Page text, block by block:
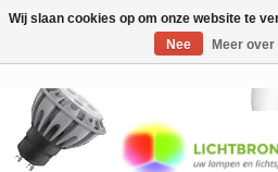
Toggle
Wij slaan cookies op om onze website te
Nee
Meer